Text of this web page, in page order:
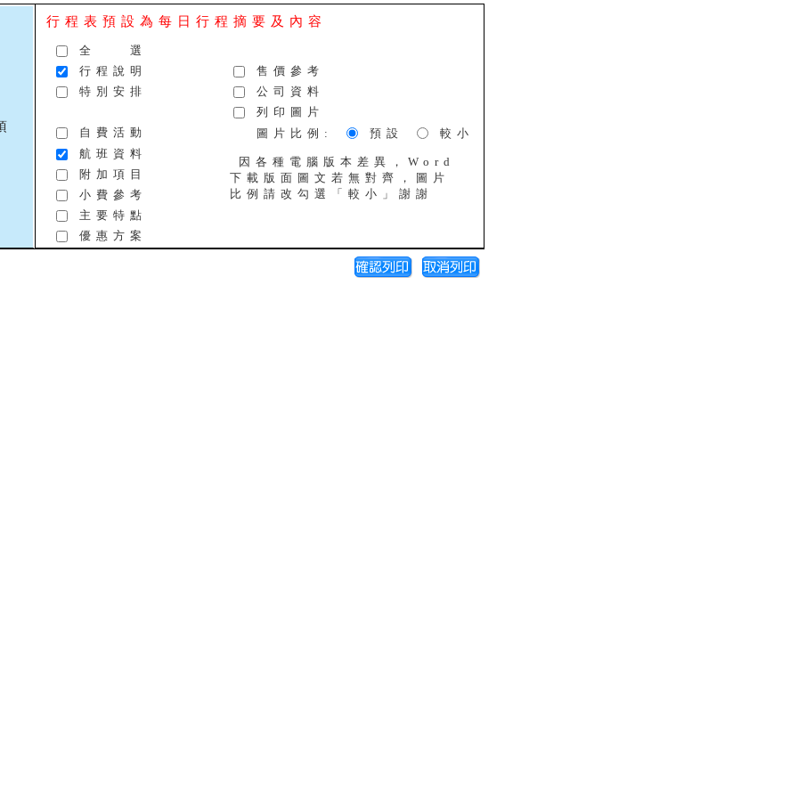
行程表預設為每日行程摘要及內容
全 選
行程說明
售價參考
特別安排
公司資料
列印圖片
自費活動
圖片比例: 預設
較小
航班資料
因各種電腦版本差異，Word
下載版面圖文若無對齊，圖片
比例請改勾選「較小」謝謝
附加項目
小費參考
主要特點
優惠方案